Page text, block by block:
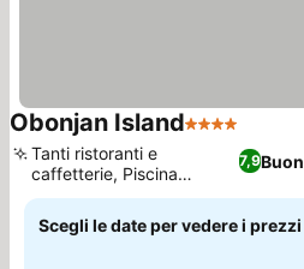
Obonjan Island4 Stelle
7,9
Tanti ristoranti e
caffetterie, Piscina
all'aperto
Scegli le date per vedere i